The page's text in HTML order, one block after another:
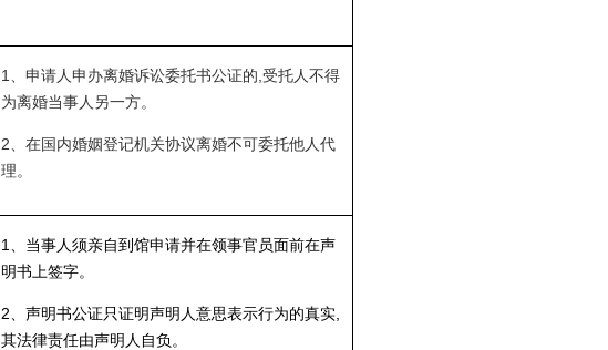
1、申请人申办离婚诉讼委托书公证的,受托人不得
为离婚当事人另一方。
2、在国内婚姻登记机关协议离婚不可委托他人代
理。
1、当事人须亲自到馆申请并在领事官员面前在声
明书上签字。
2、声明书公证只证明声明人意思表示行为的真实,
其法律责任由声明人自负。